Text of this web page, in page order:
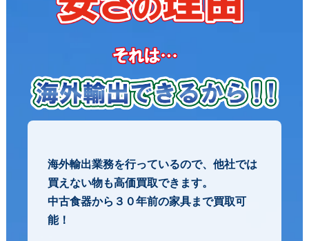
海外輸出業務を行っているので、他社では
買えない物も高価買取できます。
中古食器から３０年前の家具まで買取可
能！